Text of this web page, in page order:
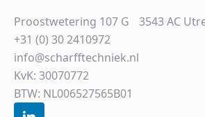
Proostwetering 107 G 3543 AC
+31 (0) 30 2410972
info@scharfftechniek.nl
KvK: 30070772
BTW: NL006527565B01